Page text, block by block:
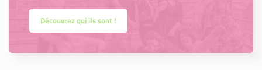
Découvrez qui ils sont !